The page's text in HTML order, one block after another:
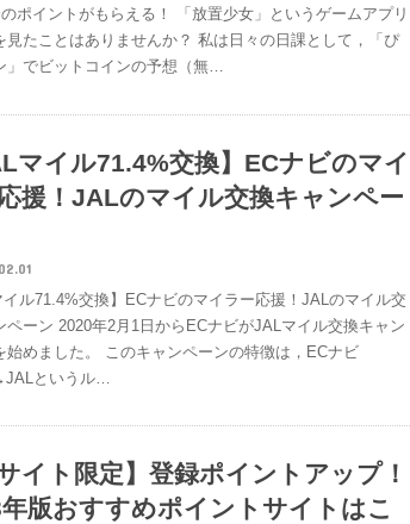
ポイントがもらえる！ 「放置少女」というゲームアプリ
見たことはありませんか？ 私は日々の日課として，「ぴ
」でビットコインの予想（無…
マイル71.4%交換】ECナビのマイ
援！JALのマイル交換キャンペー
イル71.4%交換】ECナビのマイラー応援！JALのマイル交
ペーン 2020年2月1日からECナビがJALマイル交換キャン
始めました。 このキャンペーンの特徴は，ECナビ
というル…
サイト限定】登録ポイントアップ！
版おすすめポイントサイトはこ